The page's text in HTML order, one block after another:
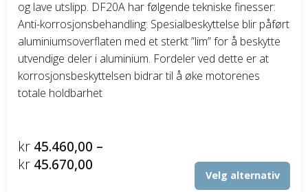
og lave utslipp. DF20A har følgende tekniske finesser:
Anti-korrosjonsbehandling: Spesialbeskyttelse blir påført
aluminiumsoverflaten med et sterkt ”lim” for å beskytte
utvendige deler i aluminium. Fordeler ved dette er at
korrosjonsbeskyttelsen bidrar til å øke motorenes
totale holdbarhet
kr 45.460,00 –
kr 45.670,00Prisområde:
Velg alternativ